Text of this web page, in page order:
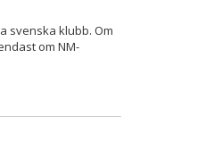
svenska klubb. Om
om NM-